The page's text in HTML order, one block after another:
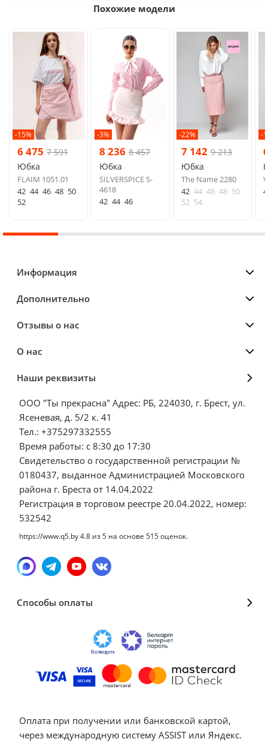
Похожие модели
-15%
6 475 7 591
Юбка
FLAIM 1051.01
42 44 46 48 50
52
-3%
8 236 8 457
Юбка
SILVERSPICE S-
4618
42 44 46
-22%
7 142 9 213
Юбка
The Name 2280
42 44 46 48 50
52 54
-
Информация
Дополнительно
Отзывы о нас
О нас
Наши реквизиты
ООО "Ты прекрасна" Адрес: РБ, 224030, г. Брест, ул.
Ясеневая, д. 5/2 к. 41
Тел.: +375297332555
Время работы: с 8:30 до 17:30
Свидетельство о государственной регистрации №
0180437, выданное Администрацией Московского
района г. Бреста от 14.04.2022
Регистрация в торговом реестре 20.04.2022, номер:
532542
https://www.q5.by4.8 из5 на основе 515оценок.
Способы оплаты
Оплата при получении или банковской картой,
через международную систему ASSIST или Яндекс.